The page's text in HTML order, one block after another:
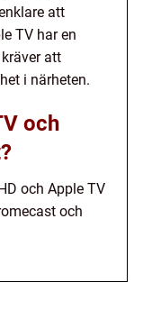
att
TV har en
att
i närheten.
och
och Apple TV
och